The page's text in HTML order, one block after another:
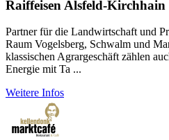
Raiffeisen Alsfeld-Kirchhain
Partner für die Landwirtschaft und
Raum Vogelsberg, Schwalm und
klassischen Agrargeschäft zählen
Energie mit Ta ...
Weitere Infos